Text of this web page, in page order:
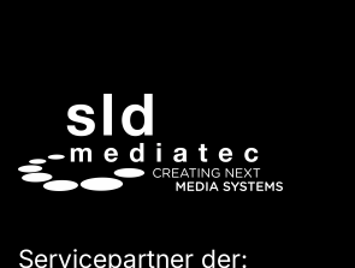
Servicepartner der: